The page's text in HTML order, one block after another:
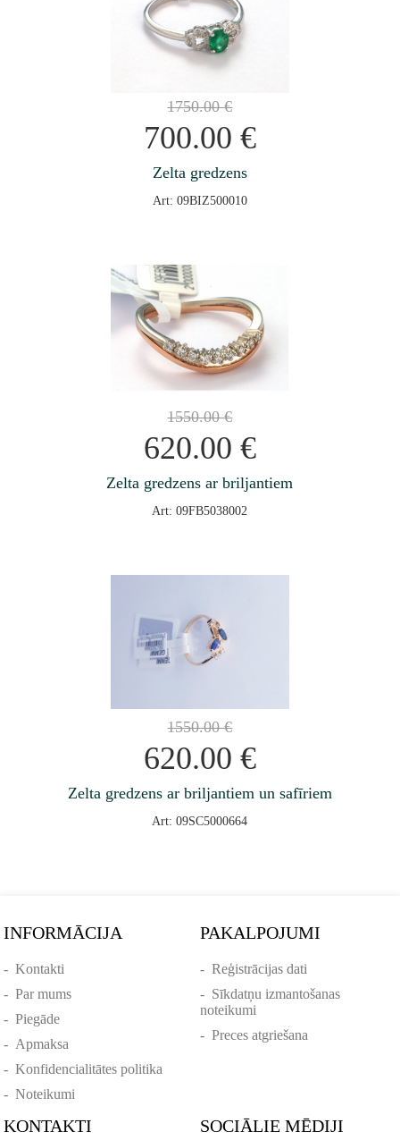
1750.00€
700.00 €
Zelta gredzens
Art: 09BIZ500010
1550.00€
620.00 €
Zelta gredzens ar briljantiem
Art: 09FB5038002
1550.00€
620.00 €
Zelta gredzens ar briljantiem un safīriem
Art: 09SC5000664
INFORMĀCIJA
-Kontakti
-Par mums
-Piegāde
- Apmaksa
-Konfidencialitātes politika
-Noteikumi
PAKALPOJUMI
- Reģistrācijas dati
- Sīkdatņu izmantošanas
noteikumi
- Preces atgriešana
KONTAKTI SOCIĀLIE MĒDIJI